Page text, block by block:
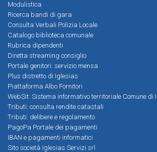
Modulistica
Ricerca bandi di gara
Consulta Verbali Polizia Locale
Catalogo biblioteca comunale
Rubrica dipendenti
Diretta streaming consiglio
Portale genitori: servizio mensa
Plus distretto di Iglesias
Piattaforma Albo Fornitori
WebSit: Sistema informativo territoriale Comune di
Tributi: consulta rendite catastali
Tributi: delibere e regolamento
PagoPa Portale dei pagamenti
IBAN e pagamenti informatici
Sito società Iglesias Servizi srl